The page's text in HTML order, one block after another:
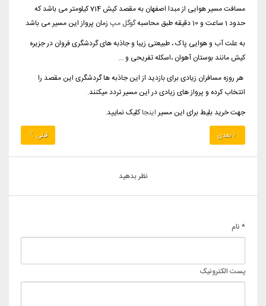
مسافت مسیر هوایی از مبدا اصفهان به مقصد کیش 714 کیلومتر می باشد که
حدود 1 ساعت و 10 دقیقه طبق محاسبه
گوگل مپ زمان پرواز این مسیر می باشد
به علت آب و هوایی پاک ، طبیعتی زیبا و جاذبه های گردشگری فروان در جزیره
کیش مانند بوستان آهوان ،اسکله تفریحی و ...
هر روزه مسافران زیادی برای بازدید از این جاذبه ها گردشگری این مقصد را
انتخاب کرده و پرواز های زیادی در این مسیر تردد میکنند.
جهت خرید بلیط برای این مسیراینجاکلیک نمایید.
بعدی قبلی
نظر بدهید
* نام
پست الکترونیک